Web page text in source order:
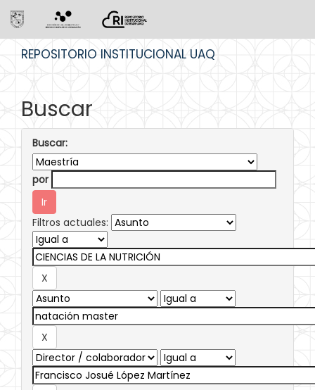
REPOSITORIO INSTITUCIONAL UAQ
Buscar
Buscar:
por
Filtros actuales: